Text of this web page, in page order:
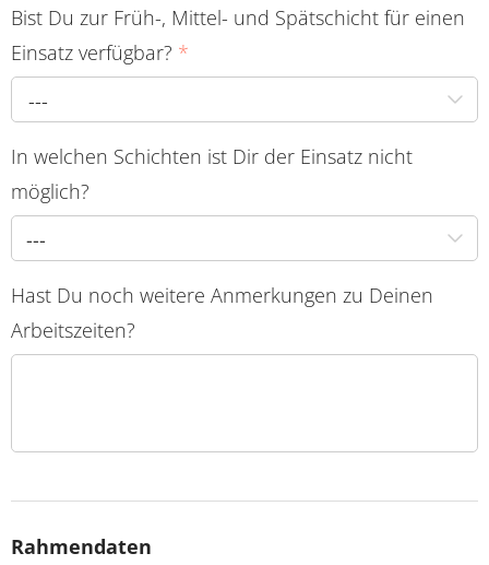
Bist Du zur Früh-, Mittel- und Spätschicht für einen
Einsatz verfügbar? *
---
In welchen Schichten ist Dir der Einsatz nicht
möglich?
---
Hast Du noch weitere Anmerkungen zu Deinen
Arbeitszeiten?
Rahmendaten